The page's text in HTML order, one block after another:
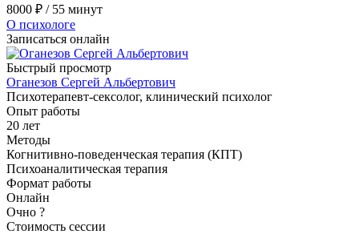
8000 ₽ / 55 минут
О психологе
Записаться онлайн
Быстрый просмотр
Оганезов Сергей Альбертович
Психотерапевт-сексолог, клинический психолог
Опыт работы
20 лет
Методы
Когнитивно-поведенческая терапия (КПТ)
Психоаналитическая терапия
Формат работы
Онлайн
Очно ?
Стоимость сессии